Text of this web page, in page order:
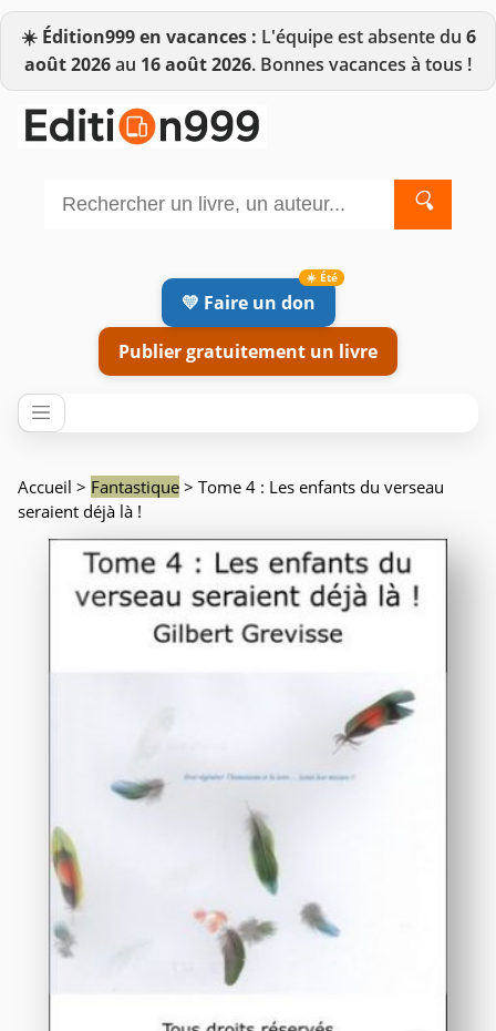
☀️ Édition999 en vacances : L'équipe est absente du 6
août 2026au 16 août 2026. Bonnes vacances à tous !
🔍
💛 Faire un don
Publier gratuitement un livre
Accueil > Fantastique > Tome 4 : Les enfants du verseau
seraient déjà là !